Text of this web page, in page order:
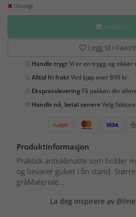
Utsolgt
HANDLE
Legg til i
Handle trygtVi er en trygg og sikker
Alltid fri fraktVed kjøp over 899 kr.
Ekspresslevering Få pakken din
Handle nå, betal senereVelg
Produktinformasjon
Praktisk antisklimatte som holder
og bevarer gulvet i fin stand.
gråMateriale...
La deg inspirere av